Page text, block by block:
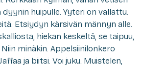
huipulle. Yyteri on vallattu.
Etsiydyn kärsivän männyn alle.
hiekan keskeltä, se taipuu,
minäkin. Appelsiinilonkero
ja biitsi. Voi juku. Muistelen,